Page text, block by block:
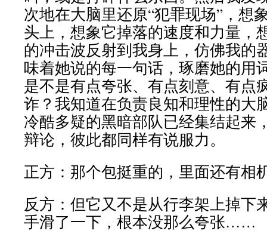
次地在大脑里还原“犯罪现场”，想
头上，想象它掉落的速度和力量，
的冲击波反射到我身上，仿佛我的
味着她说的每一句话，琢磨她的
是不是有点夸张、有点刻意、有点
诈？我知道在负责良知和理性的大
冷酷多疑的黑暗部队已经集结起来
辩论，彼此都同样有说服力。
正方：那个包挺重的，里面还有
反方：但它又不是从行李架上掉下
手滑了一下，根本没那么夸张……